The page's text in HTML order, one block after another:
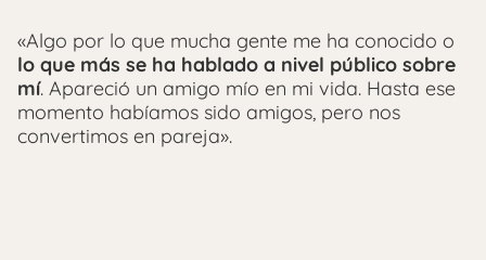
«Algo por lo que mucha gente me ha conocido o
lo que más se ha hablado a nivel público sobre
mí. Apareció un amigo mío en mi vida. Hasta ese
momento habíamos sido amigos, pero nos
convertimos en pareja».